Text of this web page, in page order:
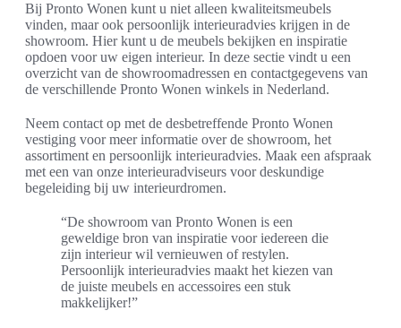
Bij Pronto Wonen kunt u niet alleen kwaliteitsmeubels
vinden, maar ook persoonlijk interieuradvies krijgen in de
showroom. Hier kunt u de meubels bekijken en inspiratie
opdoen voor uw eigen interieur. In deze sectie vindt u een
overzicht van de showroomadressen en contactgegevens van
de verschillende Pronto Wonen winkels in Nederland.
Neem contact op met de desbetreffende Pronto Wonen
vestiging voor meer informatie over de showroom, het
assortiment en persoonlijk interieuradvies. Maak een afspraak
met een van onze interieuradviseurs voor deskundige
begeleiding bij uw interieurdromen.
“De showroom van Pronto Wonen is een
geweldige bron van inspiratie voor iedereen die
zijn interieur wil vernieuwen of restylen.
Persoonlijk interieuradvies maakt het kiezen van
de juiste meubels en accessoires een stuk
makkelijker!”